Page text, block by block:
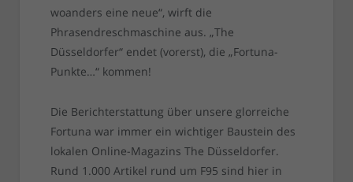
woanders eine neue“, wirft die
Phrasendreschmaschine aus. „The
Düsseldorfer“ endet (vorerst), die „Fortuna-
Punkte…“ kommen!
Die Berichterstattung über unsere glorreiche
Fortuna war immer ein wichtiger Baustein des
lokalen Online-Magazins The Düsseldorfer.
Rund 1.000 Artikel rund um F95 sind hier in